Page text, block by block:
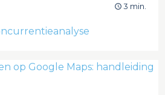
3 min.